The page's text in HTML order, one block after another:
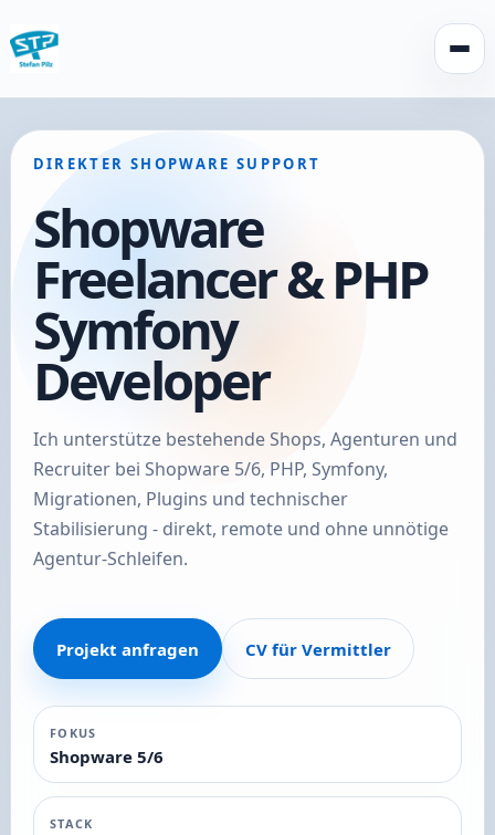
DIREKTER SHOPWARE SUPPORT
Shopware
Freelancer & PHP
Symfony
Developer
Ich unterstütze bestehende Shops, Agenturen und
Recruiter bei Shopware 5/6, PHP, Symfony,
Migrationen, Plugins und technischer
Stabilisierung - direkt, remote und ohne unnötige
Agentur-Schleifen.
Projekt anfragen CV für Vermittler
FOKUS
Shopware 5/6
STACK